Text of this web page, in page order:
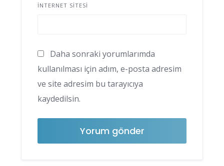
İNTERNET SITESI
Daha sonraki yorumlarımda
kullanılması için adım, e-posta adresim
ve site adresim bu tarayıcıya
kaydedilsin.